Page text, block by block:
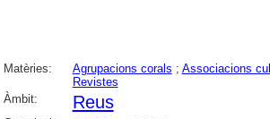
Matèries: Agrupacions corals ; Associacions
Revistes
Àmbit:
Reus